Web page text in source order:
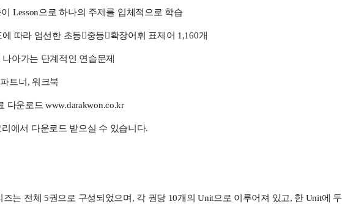
Lesson으로 하나의 주제를 입체적으로 학습
따라 엄선한 초등중등확장어휘 표제어 1,160개
아가는 단계적인 연습문제
트너, 워크북
다운로드 www.darakwon.co.kr
리에서 다운로드 받으실 수 있습니다.
즈는 전체 5권으로 구성되었으며, 각 권당 10개의 Unit으로 이루어져 있고, 한 Unit에 두